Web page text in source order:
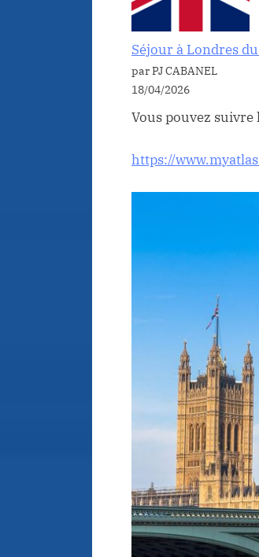
Séjour à Londres
par PJ CABANEL
18/04/2026
Vous pouvez suivre
https://